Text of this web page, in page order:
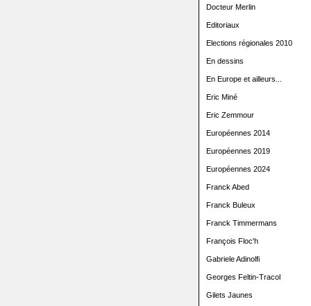
Docteur Merlin
Editoriaux
Elections régionales 2010
En dessins
En Europe et ailleurs...
Eric Miné
Eric Zemmour
Européennes 2014
Européennes 2019
Européennes 2024
Franck Abed
Franck Buleux
Franck Timmermans
François Floc'h
Gabriele Adinolfi
Georges Feltin-Tracol
Gilets Jaunes